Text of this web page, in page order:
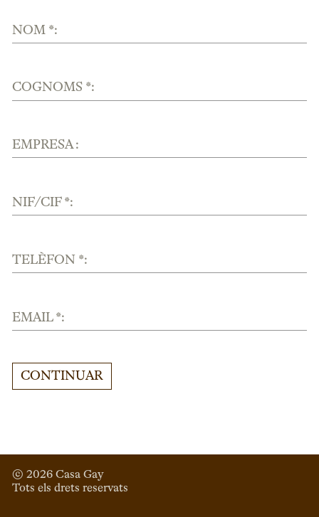
NOM *:
COGNOMS *:
EMPRESA :
NIF/CIF *:
TELÈFON *:
EMAIL *:
CONTINUAR
© 2026 Casa Gay
Tots els drets reservats